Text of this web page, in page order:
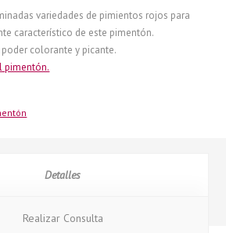
variedades de pimientos rojos para
característico de este pimentón.
colorante y picante.
pimentón.
Detalles
Realizar Consulta